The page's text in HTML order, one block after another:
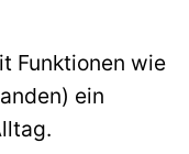
Funktionen wie
ein